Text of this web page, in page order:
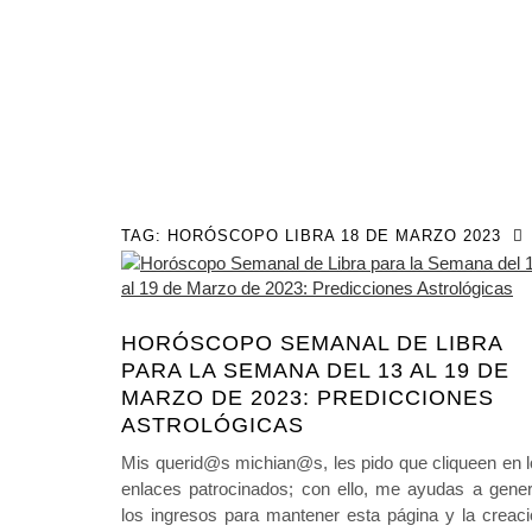
TAG: HORÓSCOPO LIBRA 18 DE MARZO 2023
HORÓSCOPO SEMANAL DE LIBRA
PARA LA SEMANA DEL 13 AL 19 DE
MARZO DE 2023: PREDICCIONES
ASTROLÓGICAS
Mis querid@s michian@s, les pido que cliqueen en
enlaces patrocinados; con ello, me ayudas a
los ingresos para mantener esta página y la